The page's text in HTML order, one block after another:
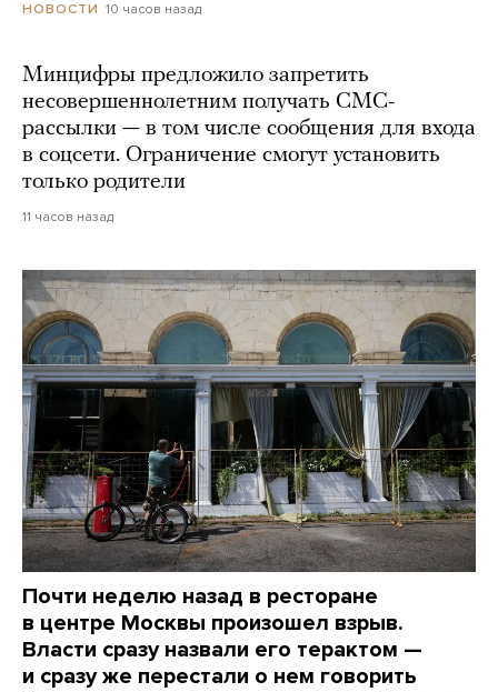
НОВОСТИ 10 часов назад
Минцифры предложило запретить
несовершеннолетним получать СМС-
рассылки — в том числе сообщения для входа
в соцсети. Ограничение смогут установить
только родители
11 часов назад
Почти неделю назад в ресторане
в центре Москвы произошел взрыв.
Власти сразу назвали его терактом —
и сразу же перестали о нем говорить